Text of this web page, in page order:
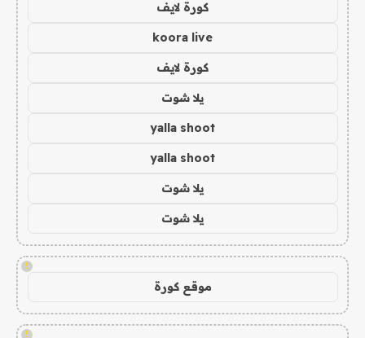
كورة لايف
koora live
كورة لايف
يلا شوت
yalla shoot
yalla shoot
يلا شوت
يلا شوت
!
موقع كورة
!